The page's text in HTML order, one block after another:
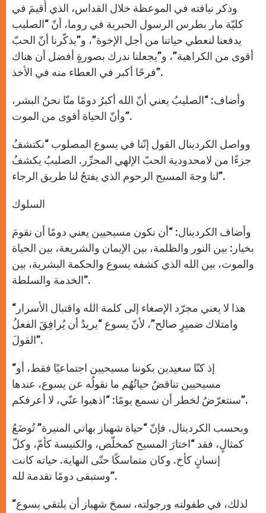
وذكر نيافته في الموعظة خلال القداس، الذي أُقيمَ في
كليّة مار بطرس الرسول الحبرية في روما، أنّ “الصليب
يدفعنا لنعطي حياتنا من أجل الإخوة”، و”يذكّرنا أنّ الحبّ
أقوى من الكراهية”، و”يجعلنا ندرك بصورةٍ أفضل أن هناك
فرحًا أكبر في العطاء منه في الأخذ”.
وأضاف: “الصليبُ يعني أنّ الله أكبرُ دومًا منّا نحنُ البشر،
وأنّ الحياة أقوى من الموت”.
وواصل الكردينال القول إنّنا في يسوع المصلوب “نكتشفُ
جزءًا من لامحدودية الحبّ الإلهي المحرِّر. الصليبُ يكشفُ
لنا وجهَ المسيح الرحوم الذي يفتحُ لنا طريق الرجاء”.
السلوك
وأضاف الكردينال: “أن نكون مسيحيين يعني دومًا أن نقومَ
بخيار: بين النور والظلمة، بين الإيمان والشريعة، بين الحياة
والموت، بين الله الذي كشفه يسوع والحكمة البشرية، بين
الخدمة والسلطة”.
“هذا لا يعني مجرّد الإصغاء إلى كلمة الله واقتبال الأسرار
وامتلاك ضميرٍ صالح”، لأنّ يسوع “يريدُ أن يُرافِقَ الفعلُ
القولَ”.
“إذ كنّا سعيدين بكوننا مسيحيين اجتماعيًا فقط، أو
مسيحيين تناقضُ حياتُهُم ما نقولُه عن يسوع، عندها
سنتعرّضُ لخطر أن نسمع يومًا: “اذهبوا عنّي، لا أعرفكم”.
وبحسب الكردينال، فإنّ “حياة شهباز بهاتي المنيرة” تُوضَعُ
كمثالٍ، فقد “اختارَ المسيح كمخلّص، والكنيسة كأمّ، وكلّ
إنسانٍ كأخ. وكان متماسكًا حتّى النهاية. حياته كانت
وستبقى دومًا تقدمة لله”.
“لذلك، في طفولته ورجولته، سمحَ شهباز أن يلتقي يسوع